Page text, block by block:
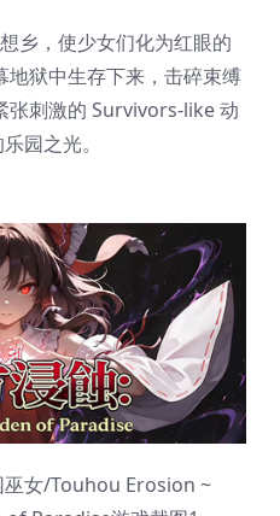
乡，使少女们化为红眼的
地狱中生存下来，击碎束缚
张刺激的 Survivors-like 动
园之光。